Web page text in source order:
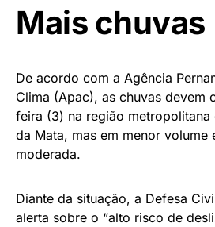
Mais chuvas
De acordo com a Agência
Clima (Apac), as chuvas devem
feira (3) na região metropolitana
da Mata, mas em menor volume
moderada.
Diante da situação, a Defesa
alerta sobre o “alto risco de